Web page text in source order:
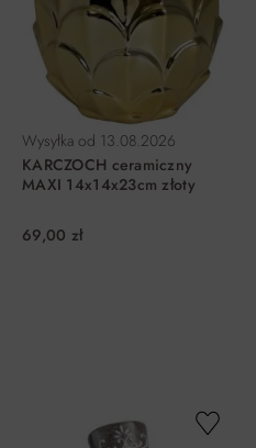
Wysyłka od 13.08.2026
KARCZOCH ceramiczny
MAXI 14x14x23cm złoty
69,00 zł